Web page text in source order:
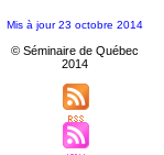
Mis à jour 23 octobre 2014
© Séminaire de Québec
2014